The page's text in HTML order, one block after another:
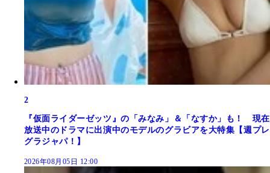
2
『仮面ライダーゼッツ』の「みなみ」＆「なすか」も！ 現在
放送中のドラマに出演中のモデルのグラビアを大特集【週プレ
グラジャパ！】
2026年08月05日 12:00